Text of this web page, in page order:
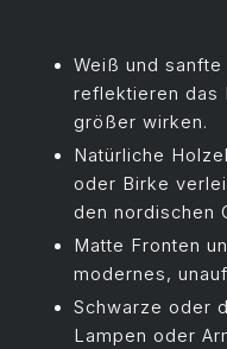
Weiß und sanfte
reflektieren das
größer wirken.
Natürliche
oder Birke
den nordischen
Matte Fronten
modernes,
Schwarze oder
Lampen oder